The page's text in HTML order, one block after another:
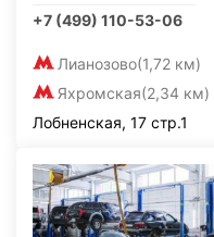
+7 (499) 110-53-06
Лианозово(1,72 км)
Яхромская(2,34 км)
Лобненская, 17 стр.1